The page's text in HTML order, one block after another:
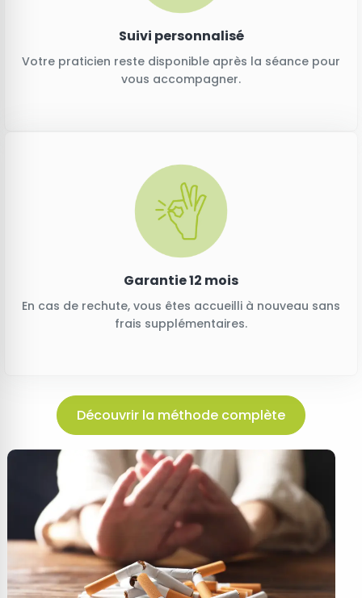
Suivi personnalisé
Votre praticien reste disponible après la séance pour
vous accompagner.
Garantie 12 mois
En cas de rechute, vous êtes accueilli à nouveau sans
frais supplémentaires.
Découvrir la méthode complète